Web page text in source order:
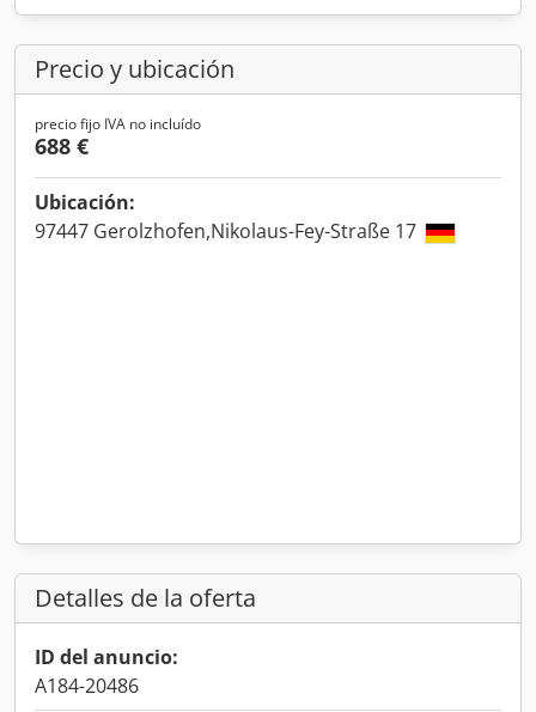
Precio y ubicación
precio fijo IVA no incluído
688 €
Ubicación:
97447 Gerolzhofen,Nikolaus-Fey-Straße 17
Detalles de la oferta
ID del anuncio:
A184-20486